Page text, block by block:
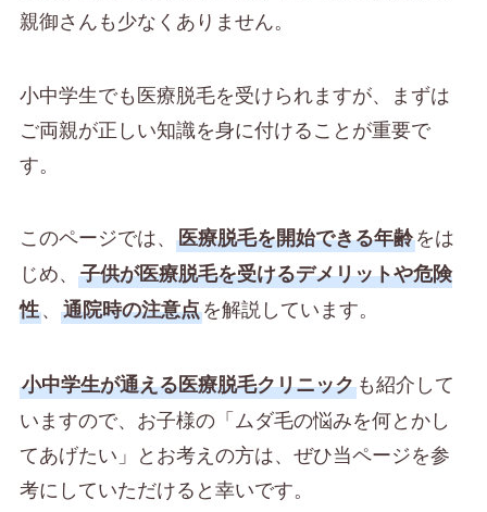
親御さんも少なくありません。
小中学生でも医療脱毛を受けられますが、まずは
ご両親が正しい知識を身に付けることが重要で
す。
このページでは、 医療脱毛を開始できる年齢をは
じめ、 子供が医療脱毛を受けるデメリットや危険
性、 通院時の注意点を解説しています。
小中学生が通える医療脱毛クリニックも紹介して
いますので、お子様の「ムダ毛の悩みを何とかし
てあげたい」とお考えの方は、ぜひ当ページを参
考にしていただけると幸いです。